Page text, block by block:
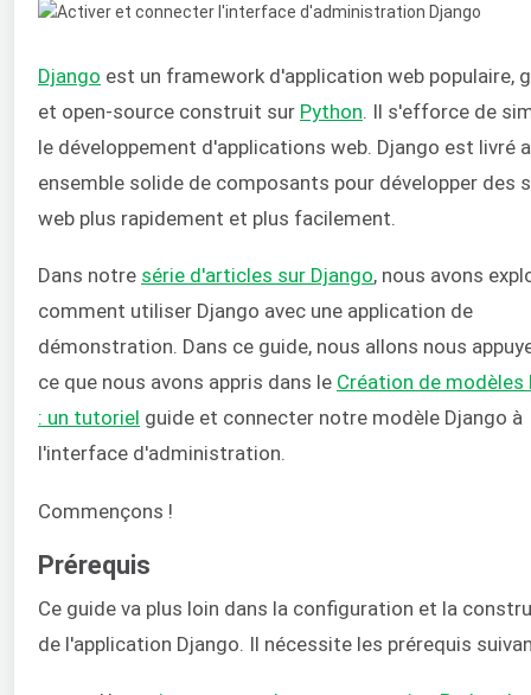
Django est un framework d'application web populaire,
et open-source construit sur Python . Il s'efforce de
le développement d'applications web. Django est livré
ensemble solide de composants pour développer des
web plus rapidement et plus facilement.
Dans notre série d'articles sur Django, nous avons
comment utiliser Django avec une application de
démonstration. Dans ce guide, nous allons nous
ce que nous avons appris dans le Création de modèles
: un tutoriel guide et connecter notre modèle Django à
l'interface d'administration.
Commençons !
Prérequis
Ce guide va plus loin dans la configuration et la
de l'application Django. Il nécessite les prérequis